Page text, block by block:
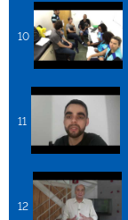
10
11
12